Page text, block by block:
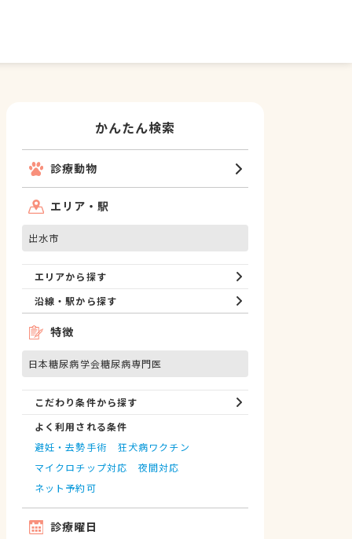
かんたん検索
診療動物
エリア・駅
出水市
エリアから探す
沿線・駅から探す
特徴
日本糖尿病学会糖尿病専門医
こだわり条件から探す
よく利用される条件
避妊・去勢手術
狂犬病ワクチン
マイクロチップ対応
夜間対応
ネット予約可
診療曜日